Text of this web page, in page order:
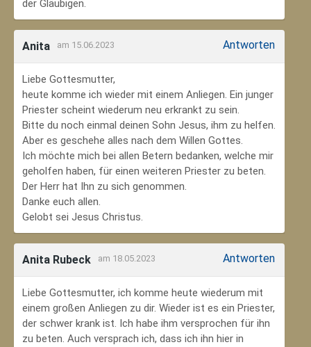
der Gläubigen.
Anita am 15.06.2023 Antworten
Liebe Gottesmutter,
heute komme ich wieder mit einem Anliegen. Ein junger
Priester scheint wiederum neu erkrankt zu sein.
Bitte du noch einmal deinen Sohn Jesus, ihm zu helfen.
Aber es geschehe alles nach dem Willen Gottes.
Ich möchte mich bei allen Betern bedanken, welche mir
geholfen haben, für einen weiteren Priester zu beten.
Der Herr hat Ihn zu sich genommen.
Danke euch allen.
Gelobt sei Jesus Christus.
Anita Rubeck am 18.05.2023 Antworten
Liebe Gottesmutter, ich komme heute wiederum mit
einem großen Anliegen zu dir. Wieder ist es ein Priester,
der schwer krank ist. Ich habe ihm versprochen für ihn
zu beten. Auch versprach ich, dass ich ihn hier in